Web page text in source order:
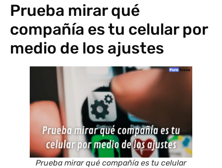
Prueba mirar qué
compañía es tu celular por
medio de los ajustes
Prueba mirar qué compañía es tu celular